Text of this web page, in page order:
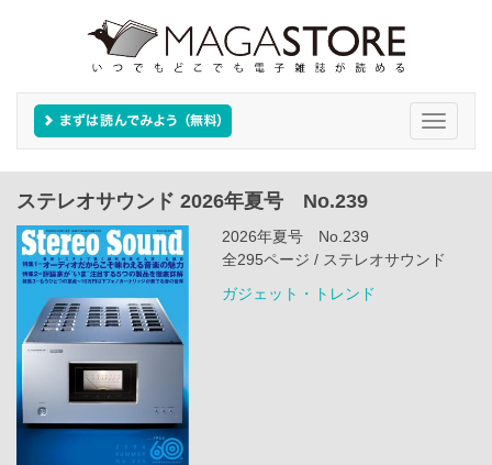
Toggle
ステレオサウンド 2026年夏号 No.239
2026年夏号 No.239
全295ページ / ステレオサウンド
ガジェット・トレンド